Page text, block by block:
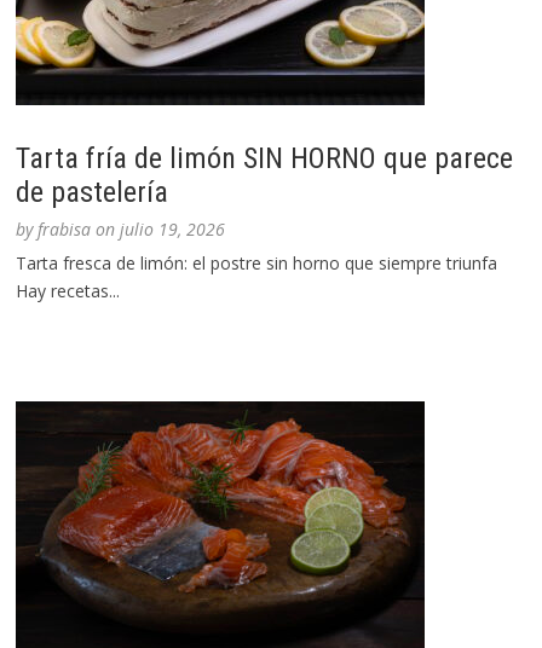
Tarta fría de limón SIN HORNO que parece
de pastelería
byfrabisa onjulio 19, 2026
Tarta fresca de limón: el postre sin horno que siempre triunfa
Hay recetas...